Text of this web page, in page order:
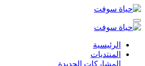
الرئيسية
المنتديات
المشاركات الجديدة